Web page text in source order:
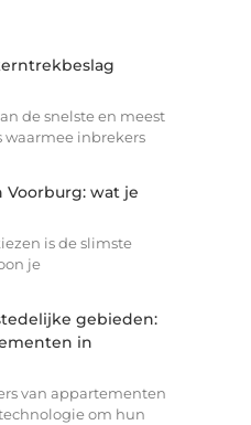
de snelste en meest
inbrekers
Voorburg: wat je
is de slimste
je
gebieden:
in
van appartementen
om hun